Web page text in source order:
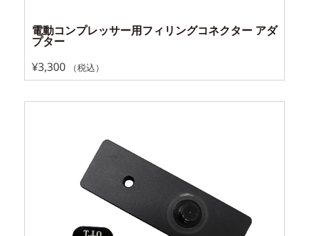
電動コンプレッサー用フィリングコネクター アダ
プター
¥3,300 （税込）